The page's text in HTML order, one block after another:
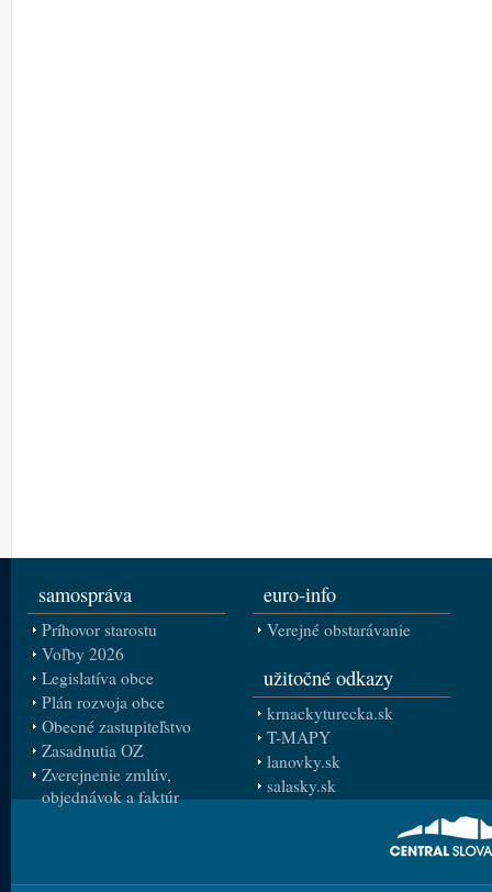
samospráva
Príhovor starostu
Voľby 2026
Legislatíva obce
Plán rozvoja obce
Obecné zastupiteľstvo
Zasadnutia OZ
Zverejnenie zmlúv,
objednávok a faktúr
euro-info
Verejné obstarávanie
užitočné odkazy
krnackyturecka.sk
T-MAPY
lanovky.sk
salasky.sk